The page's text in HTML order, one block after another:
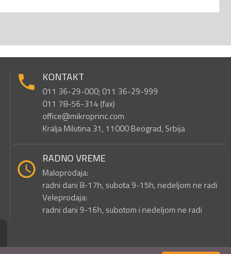
KONTAKT
011 36-29-000; 011 36-29-999
011 78-56-314 (fax)
office@mikroprinc.com
Kralja Milutina 31, 11000 Beograd, Srbija
RADNO VREME
Maloprodaja:
radni dani 8-17h, subota 9-15h, nedeljom ne radi
Veleprodaja:
radni dani 9-16h, subotom i nedeljom ne radi